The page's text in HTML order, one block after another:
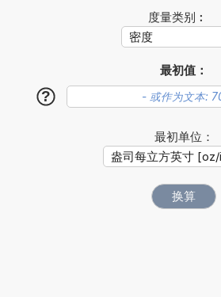
度量类别︰
最初值：
?
最初单位：